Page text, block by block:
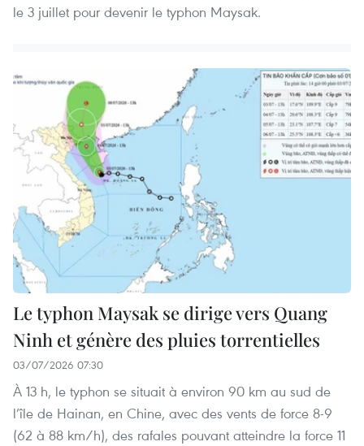
le 3 juillet pour devenir le typhon Maysak.
Le typhon Maysak se dirige vers Quang
Ninh et génère des pluies torrentielles
03/07/2026 07:30
À 13 h, le typhon se situait à environ 90 km au sud de
l’île de Hainan, en Chine, avec des vents de force 8-9
(62 à 88 km/h), des rafales pouvant atteindre la force 11